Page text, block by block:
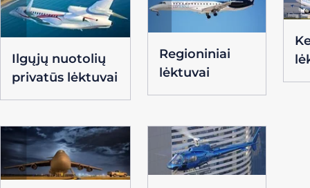
Ilgųjų nuotolių
privatūs lėktuvai
Regioniniai
lėktuvai